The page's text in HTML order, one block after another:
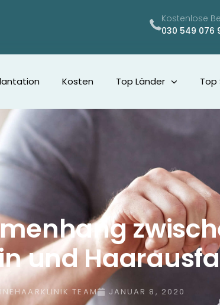
Kostenlose
030 549 076
Kosten Top Länder
und
TEAM JANUAR 8, 2020